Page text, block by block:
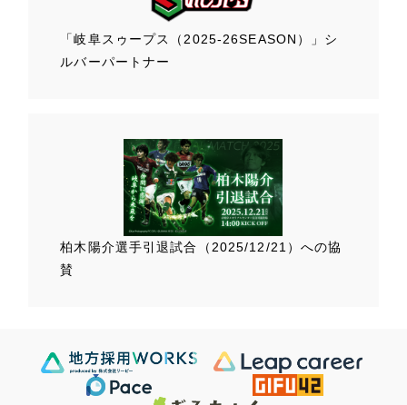
「岐阜スゥープス （2025-26SEASON）」 シ
ルバーパートナー
柏木陽介選手引退試合（2025/12/21）への協
賛